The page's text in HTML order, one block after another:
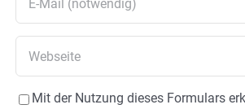
Mit der Nutzung dieses Formulars